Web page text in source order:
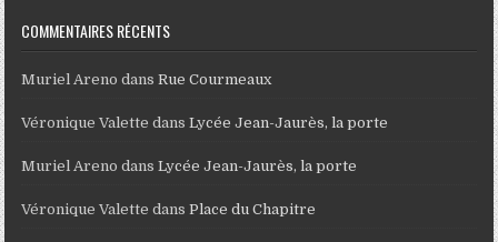
COMMENTAIRES RÉCENTS
Muriel Areno dansRue Courmeaux
Véronique Valette dansLycée Jean-Jaurès, la porte
Muriel Areno dansLycée Jean-Jaurès, la porte
Véronique Valette dansPlace du Chapitre